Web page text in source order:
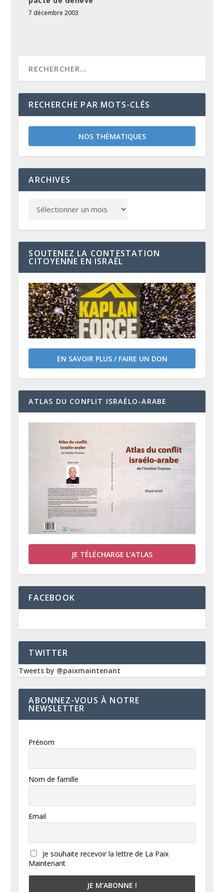
7 décembre 2003
RECHERCHE PAR MOTS-CLÉS
NOS THÉMATIQUES
ARCHIVES
SOUTENEZ LA CONTESTATION
CITOYENNE EN ISRAËL
EN SAVOIR PLUS / FAIRE UN DON
ATLAS DU CONFLIT ISRAÉLO-ARABE
JE TÉLÉCHARGE L’ATLAS
FACEBOOK
TWITTER
Tweets by @paixmaintenant
ABONNEZ-VOUS À NOTRE
NEWSLETTER
Prénom
Nom de famille
Email
Je souhaite recevoir la lettre de La Paix
Maintenant